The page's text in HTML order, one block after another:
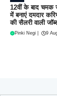
12वीं के बाद चमक
में बनाएं दमदार
की सैलरी वाली
Pinki Negi 9